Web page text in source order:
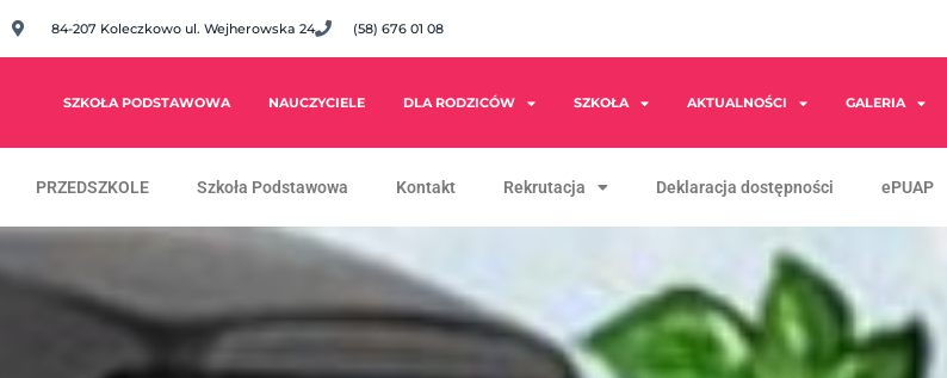
84-207 Koleczkowo ul. Wejherowska 24 (58) 676 01 08
SZKOŁA PODSTAWOWA NAUCZYCIELE DLA RODZICÓW SZKOŁA AKTUALNOŚCI GALERIA
PRZEDSZKOLE Szkoła Podstawowa Kontakt Rekrutacja Deklaracja dostępności ePUAP